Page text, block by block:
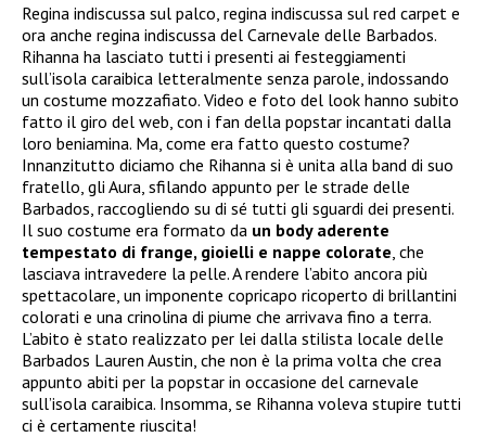
Regina indiscussa sul palco, regina indiscussa sul red carpet e
ora anche regina indiscussa del Carnevale delle Barbados.
Rihanna ha lasciato tutti i presenti ai festeggiamenti
sull’isola caraibica letteralmente senza parole, indossando
un costume mozzafiato. Video e foto del look hanno subito
fatto il giro del web, con i fan della popstar incantati dalla
loro beniamina. Ma, come era fatto questo costume?
Innanzitutto diciamo che Rihanna si è unita alla band di suo
fratello, gli Aura, sfilando appunto per le strade delle
Barbados, raccogliendo su di sé tutti gli sguardi dei presenti.
Il suo costume era formato da un body aderente
tempestato di frange, gioielli e nappe colorate , che
lasciava intravedere la pelle. A rendere l’abito ancora più
spettacolare, un imponente copricapo ricoperto di brillantini
colorati e una crinolina di piume che arrivava fino a terra.
L’abito è stato realizzato per lei dalla stilista locale delle
Barbados Lauren Austin, che non è la prima volta che crea
appunto abiti per la popstar in occasione del carnevale
sull’isola caraibica. Insomma, se Rihanna voleva stupire tutti
ci è certamente riuscita!